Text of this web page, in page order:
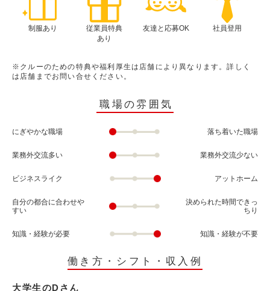
制服あり
従業員特典
あり
友達と応募OK 社員登用
※クルーのための特典や福利厚生は店舗により異なります。詳しく
は店舗までお問い合せください。
職場の雰囲気
にぎやかな職場 落ち着いた職場
業務外交流多い 業務外交流少ない
ビジネスライク アットホーム
自分の都合に合わせや
すい
決められた時間できっ
ちり
知識・経験が必要 知識・経験が不要
働き方・シフト・収入例
大学生のDさん